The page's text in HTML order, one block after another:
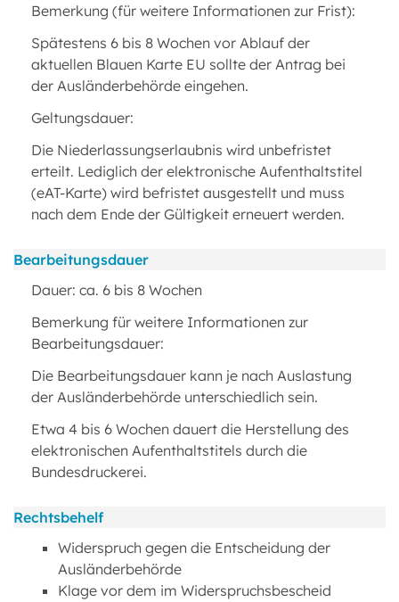
Bemerkung (für weitere Informationen zur Frist):
Spätestens 6 bis 8 Wochen vor Ablauf der
aktuellen Blauen Karte EU sollte der Antrag bei
der Ausländerbehörde eingehen.
Geltungsdauer:
Die Niederlassungserlaubnis wird unbefristet
erteilt. Lediglich der elektronische Aufenthaltstitel
(eAT-Karte) wird befristet ausgestellt und muss
nach dem Ende der Gültigkeit erneuert werden.
Bearbeitungsdauer
Dauer: ca. 6 bis 8 Wochen
Bemerkung für weitere Informationen zur
Bearbeitungsdauer:
Die Bearbeitungsdauer kann je nach Auslastung
der Ausländerbehörde unterschiedlich sein.
Etwa 4 bis 6 Wochen dauert die Herstellung des
elektronischen Aufenthaltstitels durch die
Bundesdruckerei.
Rechtsbehelf
Widerspruch gegen die Entscheidung der
Ausländerbehörde
Klage vor dem im Widerspruchsbescheid